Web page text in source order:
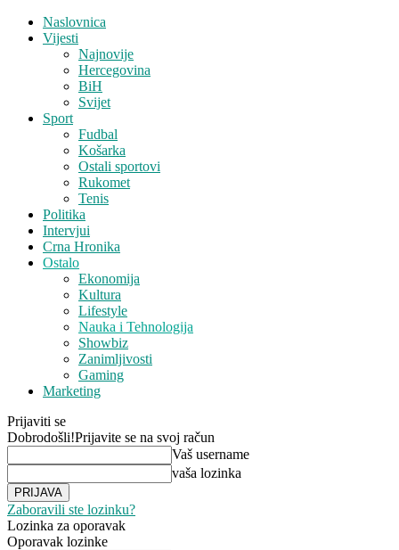
Naslovnica
Vijesti
Najnovije
Hercegovina
BiH
Svijet
Sport
Fudbal
Košarka
Ostali sportovi
Rukomet
Tenis
Politika
Intervjui
Crna Hronika
Ostalo
Ekonomija
Kultura
Lifestyle
Nauka i Tehnologija
Showbiz
Zanimljivosti
Gaming
Marketing
Prijaviti se
Dobrodošli!Prijavite se na svoj račun
Vaš username
vaša lozinka
Zaboravili ste lozinku?
Lozinka za oporavak
Oporavak lozinke